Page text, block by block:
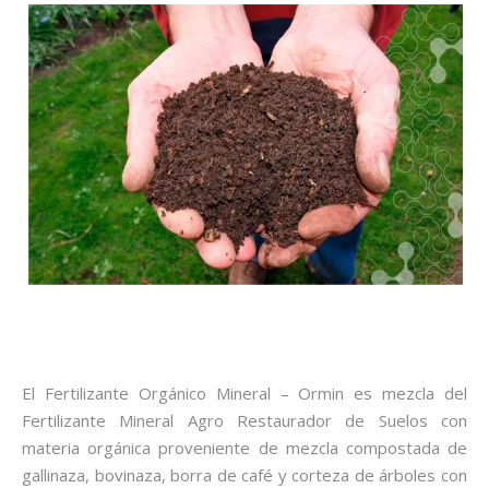
El Fertilizante Orgánico Mineral – Ormin es mezcla del
Fertilizante Mineral Agro Restaurador de Suelos con
materia orgánica proveniente de mezcla compostada de
gallinaza, bovinaza, borra de café y corteza de árboles con